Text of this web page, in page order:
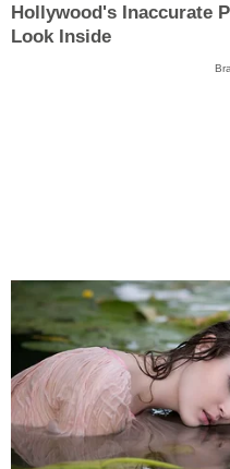
Hollywood's Inaccurate
Look Inside